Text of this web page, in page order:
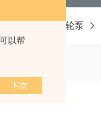
以帮
齿轮泵